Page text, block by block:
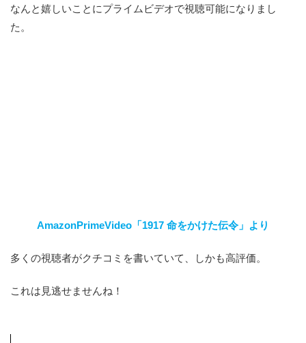
なんと嬉しいことにプライムビデオで視聴可能になりまし
た。
AmazonPrimeVideo「1917 命をかけた伝令」より
多くの視聴者がクチコミを書いていて、しかも高評価。
これは見逃せませんね！